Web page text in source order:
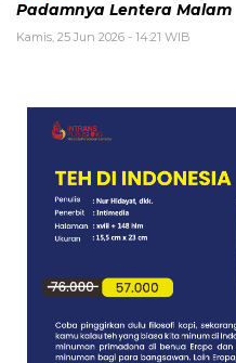
Padamnya Lentera Malam
Kamis, 25 Jun 2026 - 14:21 WIB